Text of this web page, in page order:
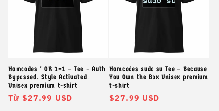
Hamcodes ’ OR 1=1 – Tee – Auth
Bypassed. Style Activated.
Unisex premium t-shirt
Giá
Từ $27.99 USD
Hamcodes sudo su Tee – Because
You Own the Box Unisex premium
t-shirt
Giá
$27.99 USD